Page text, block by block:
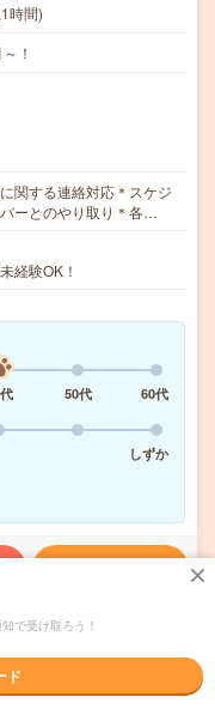
時間)
！
関する連絡対応＊スケジ
ーとのやり取り＊各…
経験OK！
50代
60代
しずか
会社 首都圏
で受け取ろう！
ド